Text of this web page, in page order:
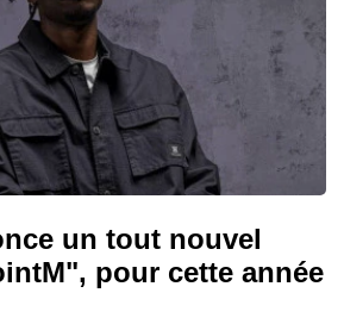
un tout nouvel
pour cette année